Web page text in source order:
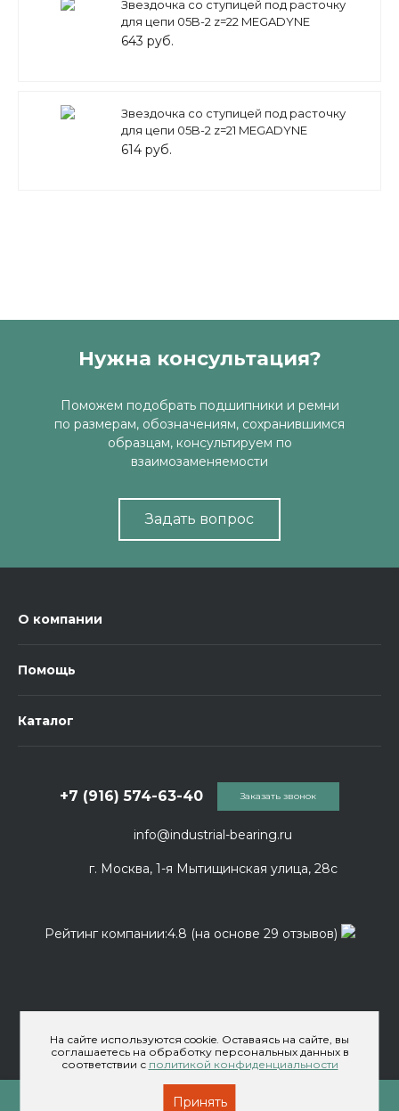
Звездочка со ступицей под расточку
для цепи 05B-2 z=22 MEGADYNE
643 руб.
Звездочка со ступицей под расточку
для цепи 05B-2 z=21 MEGADYNE
614 руб.
Нужна консультация?
Поможем подобрать подшипники и ремни
по размерам, обозначениям, сохранившимся
образцам, консультируем по
взаимозаменяемости
Задать вопрос
О компании
Помощь
Каталог
info@industrial-bearing.ru
+7 (916) 574-63-40
г. Москва, 1-я Мытищинская улица, 28с
Заказать звонок
Рейтинг компании:4.8 (на основе 29 отзывов)
На сайте используются cookie. Оставаясь на сайте, вы
соглашаетесь на обработку персональных данных в
соответствии с политикой конфиденциальности
Принять